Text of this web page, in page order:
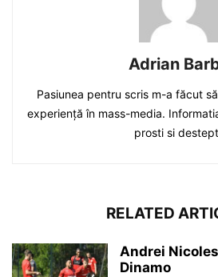
Adrian
Pasiunea pentru scris m-a făcut
experiență în mass-media.
prosti si
RELATED
Andrei
Dinamo